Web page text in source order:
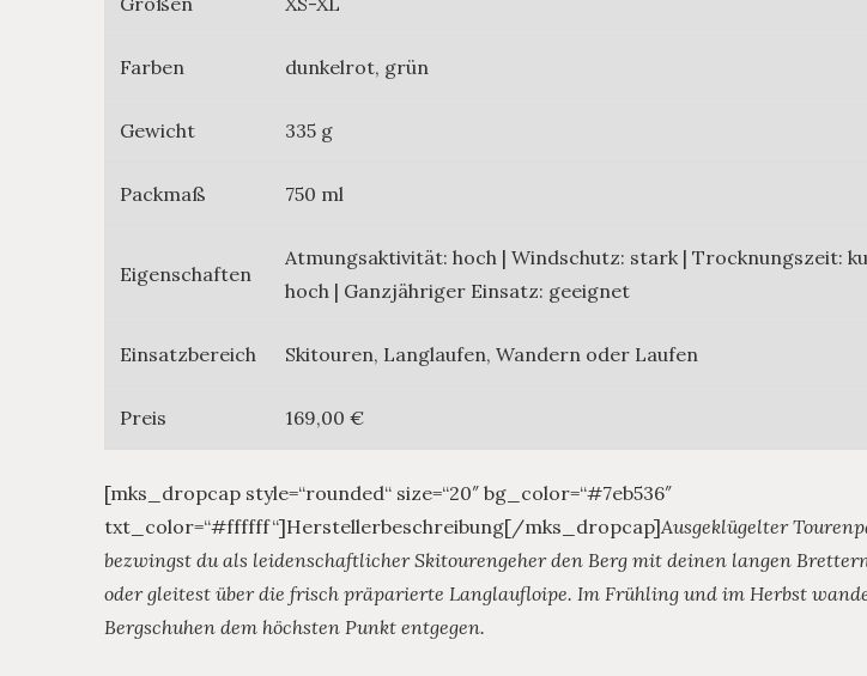
Farben dunkelrot, grün
Gewicht 335 g
Packmaß 750 ml
Eigenschaften
Atmungsaktivität: hoch | Windschutz: stark | Trocknungszeit:
hoch | Ganzjähriger Einsatz: geeignet
Einsatzbereich Skitouren, Langlaufen, Wandern oder Laufen
Preis 169,00 €
[mks_dropcap style=“rounded“ size=“20″ bg_color=“#7eb536″
txt_color=“#ffffff“]Herstellerbeschreibung[/mks_dropcap]Ausgeklügelter
bezwingst du als leidenschaftlicher Skitourengeher den Berg mit deinen langen
oder gleitest über die frisch präparierte Langlaufloipe. Im Frühling und im Herbst
Bergschuhen dem höchsten Punkt entgegen.